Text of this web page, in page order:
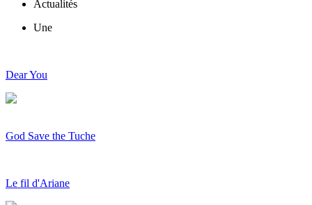
Actualités
Une
Dear You
God Save the Tuche
Le fil d'Ariane